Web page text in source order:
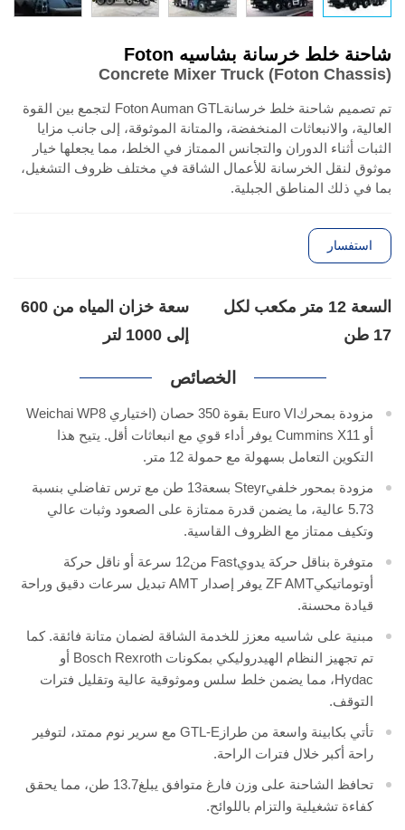
شاحنة خلط خرسانة بشاسيه Foton
Concrete Mixer Truck (Foton Chassis)
تم تصميم شاحنة خلط خرسانةFoton Auman GTL لتجمع بين القوة
العالية، والانبعاثات المنخفضة، والمتانة الموثوقة، إلى جانب مزايا
الثبات أثناء الدوران والتجانس الممتاز في الخلط، مما يجعلها خيار
موثوق لنقل الخرسانة للأعمال الشاقة في مختلف ظروف التشغيل،
بما في ذلك المناطق الجبلية.
استفسار
السعة 12 متر مكعب لكل
17 طن
سعة خزان المياه من 600
إلى 1000 لتر
الخصائص
مزودة بمحركEuro VI بقوة 350 حصان (اختياري Weichai WP8
أو Cummins X11 يوفر أداء قوي مع انبعاثات أقل. يتيح هذا
التكوين التعامل بسهولة مع حمولة 12 متر.
مزودة بمحور خلفيSteyr بسعة13 طن مع ترس تفاضلي بنسبة
5.73 عالية، ما يضمن قدرة ممتازة على الصعود وثبات عالي
وتكيف ممتاز مع الظروف القاسية.
متوفرة بناقل حركة يدويFast من12 سرعة أو ناقل حركة
أوتوماتيكيZF AMT يوفر إصدار AMT تبديل سرعات دقيق وراحة
قيادة محسنة.
مبنية على شاسيه معزز للخدمة الشاقة لضمان متانة فائقة. كما
تم تجهيز النظام الهيدروليكي بمكونات Bosch Rexroth أو
Hydac، مما يضمن خلط سلس وموثوقية عالية وتقليل فترات
التوقف.
تأتي بكابينة واسعة من طرازGTL-E مع سرير نوم ممتد، لتوفير
راحة أكبر خلال فترات الراحة.
تحافظ الشاحنة على وزن فارغ متوافق يبلغ13.7 طن، مما يحقق
كفاءة تشغيلية والتزام باللوائح.